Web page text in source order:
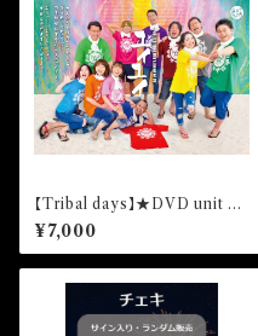
【Tribal days】★DVD unit Tr
ibal days -season03-「ユイ
ユイ」3枚組
¥7,000